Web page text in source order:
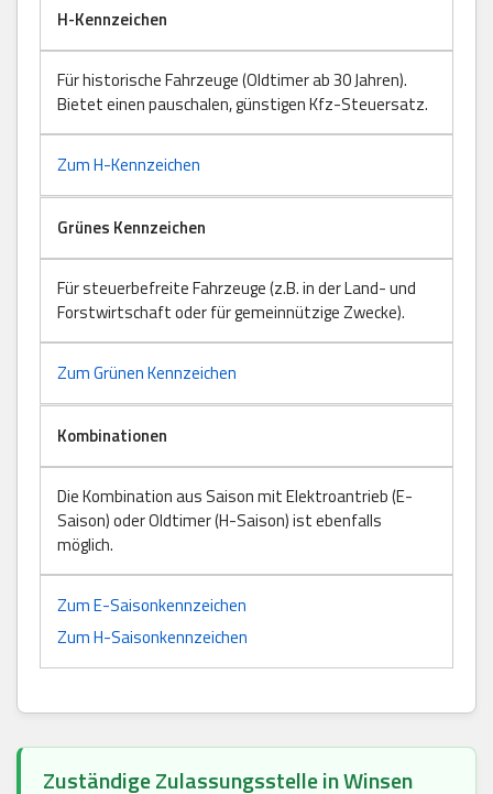
H-Kennzeichen
Für historische Fahrzeuge (Oldtimer ab 30 Jahren).
Bietet einen pauschalen, günstigen Kfz-Steuersatz.
Zum H-Kennzeichen
Grünes Kennzeichen
Für steuerbefreite Fahrzeuge (z.B. in der Land- und
Forstwirtschaft oder für gemeinnützige Zwecke).
Zum Grünen Kennzeichen
Kombinationen
Die Kombination aus Saison mit Elektroantrieb (E-
Saison) oder Oldtimer (H-Saison) ist ebenfalls
möglich.
Zum E-Saisonkennzeichen
Zum H-Saisonkennzeichen
Zuständige Zulassungsstelle in Winsen